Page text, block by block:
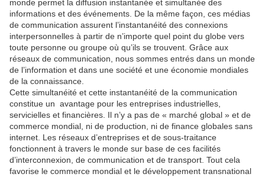
monde permet la diffusion instantanée et simultanée des
informations et des événements. De la même façon, ces médias
de communication assurent l’instantanéité des connexions
interpersonnelles à partir de n’importe quel point du globe vers
toute personne ou groupe où qu’ils se trouvent. Grâce aux
réseaux de communication, nous sommes entrés dans un monde
de l’information et dans une société et une économie mondiales
de la connaissance.
Cette simultanéité et cette instantanéité de la communication
constitue un avantage pour les entreprises industrielles,
servicielles et financières. Il n’y a pas de « marché global » et de
commerce mondial, ni de production, ni de finance globales sans
internet. Les réseaux d’entreprises et de sous-traitance
fonctionnent à travers le monde sur base de ces facilités
d’interconnexion, de communication et de transport. Tout cela
favorise le commerce mondial et le développement transnational